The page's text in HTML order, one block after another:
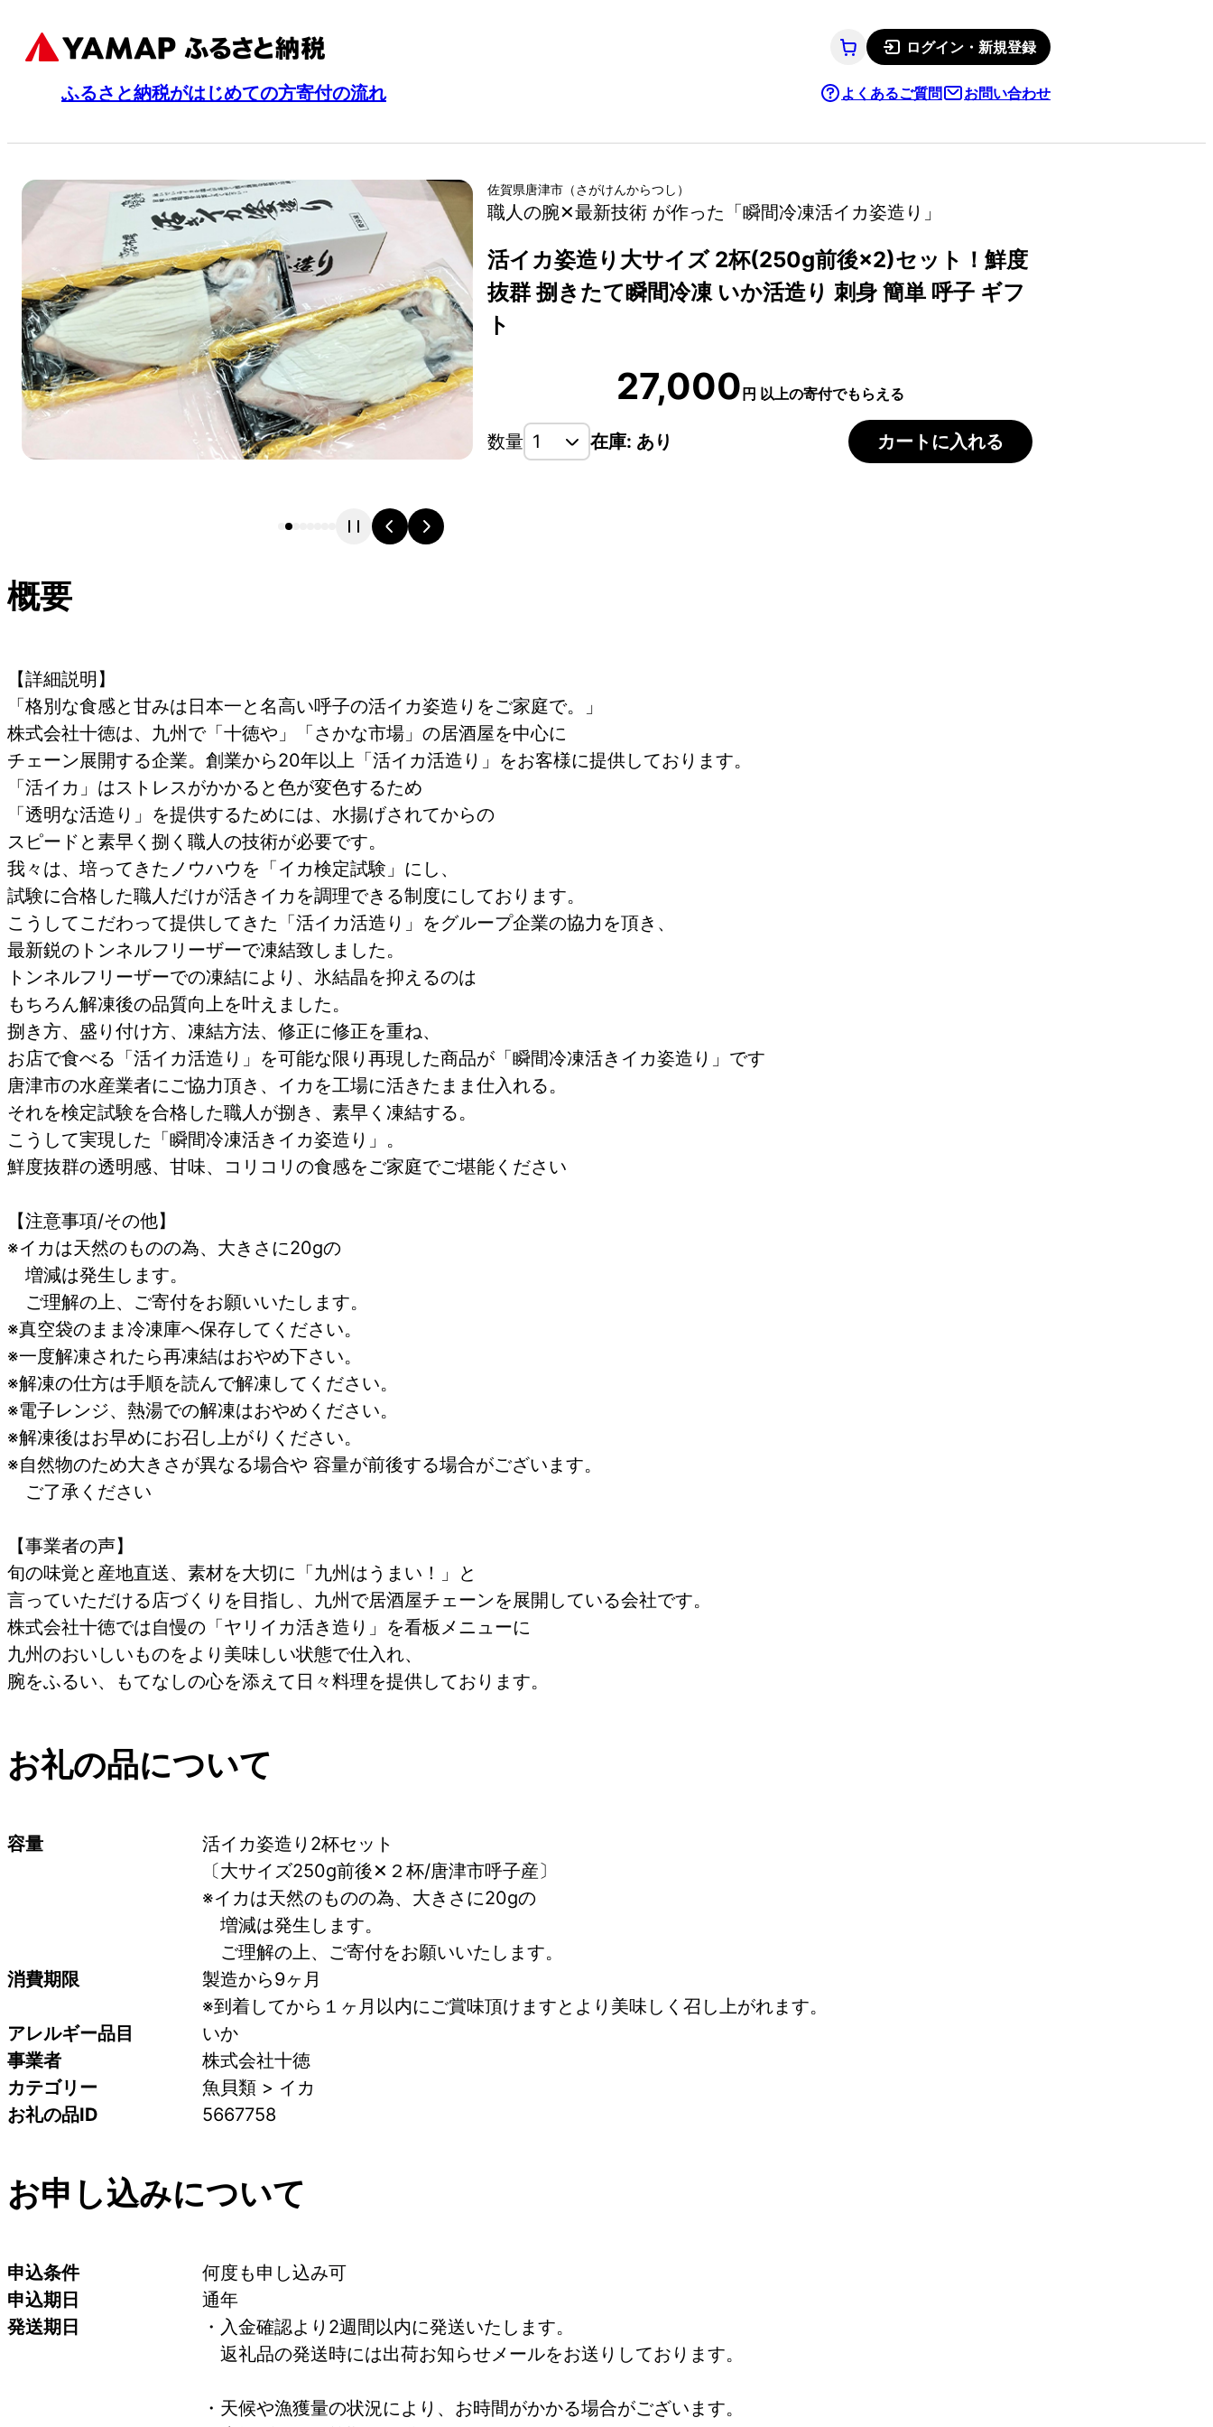
ログイン・新規登録
ふるさと納税がはじめての方寄付の流れ よくあるご質問 お問い合わせ
佐賀県唐津市 （さがけんからつし ）
職人の腕✕最新技術 が作った「瞬間冷凍活イカ姿造り」
活イカ姿造り大サイズ 2杯(250g前後×2)セット！鮮度
抜群 捌きたて瞬間冷凍 いか活造り 刺身 簡単 呼子 ギフ
ト
27,000円 以上の寄付でもらえる
数量 在庫: あり カートに入れる
概要
【詳細説明】
「格別な食感と甘みは日本一と名高い呼子の活イカ姿造りをご家庭で。」
株式会社十徳は、九州で「十徳や」「さかな市場」の居酒屋を中心に
チェーン展開する企業。創業から20年以上「活イカ活造り」をお客様に提供しております。
「活イカ」はストレスがかかると色が変色するため
「透明な活造り」を提供するためには、水揚げされてからの
スピードと素早く捌く職人の技術が必要です。
我々は、培ってきたノウハウを「イカ検定試験」にし、
試験に合格した職人だけが活きイカを調理できる制度にしております。
こうしてこだわって提供してきた「活イカ活造り」をグループ企業の協力を頂き、
最新鋭のトンネルフリーザーで凍結致しました。
トンネルフリーザーでの凍結により、氷結晶を抑えるのは
もちろん解凍後の品質向上を叶えました。
捌き方、盛り付け方、凍結方法、修正に修正を重ね、
お店で食べる「活イカ活造り」を可能な限り再現した商品が「瞬間冷凍活きイカ姿造り」です
唐津市の水産業者にご協力頂き、イカを工場に活きたまま仕入れる。
それを検定試験を合格した職人が捌き、素早く凍結する。
こうして実現した「瞬間冷凍活きイカ姿造り」。
鮮度抜群の透明感、甘味、コリコリの食感をご家庭でご堪能ください
【注意事項/その他】
※イカは天然のものの為、大きさに20gの
増減は発生します。
ご理解の上、ご寄付をお願いいたします。
※真空袋のまま冷凍庫へ保存してください。
※一度解凍されたら再凍結はおやめ下さい。
※解凍の仕方は手順を読んで解凍してください。
※電子レンジ、熱湯での解凍はおやめください。
※解凍後はお早めにお召し上がりください。
※自然物のため大きさが異なる場合や 容量が前後する場合がございます。
ご了承ください
【事業者の声】
旬の味覚と産地直送、素材を大切に「九州はうまい！」と
言っていただける店づくりを目指し、九州で居酒屋チェーンを展開している会社です。
株式会社十徳では自慢の「ヤリイカ活き造り」を看板メニューに
九州のおいしいものをより美味しい状態で仕入れ、
腕をふるい、もてなしの心を添えて日々料理を提供しております。
お礼の品について
容量
活イカ姿造り2杯セット
〔大サイズ250g前後✕２杯/唐津市呼子産〕
※イカは天然のものの為、大きさに20gの
増減は発生します。
ご理解の上、ご寄付をお願いいたします。
消費期限
製造から9ヶ月
※到着してから１ヶ月以内にご賞味頂けますとより美味しく召し上がれます。
アレルギー品目
いか
事業者
株式会社十徳
カテゴリー
魚貝類 > イカ
お礼の品ID
5667758
お申し込みについて
申込条件
何度も申し込み可
申込期日
通年
発送期日
・入金確認より2週間以内に発送いたします。
返礼品の発送時には出荷お知らせメールをお送りしております。
・天候や漁獲量の状況により、お時間がかかる場合がございます。